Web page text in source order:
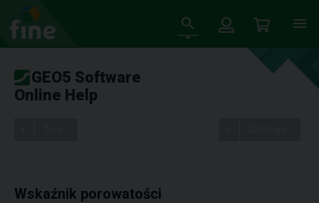
GEO5 Software
Online Help
Wskaźnik porowatości